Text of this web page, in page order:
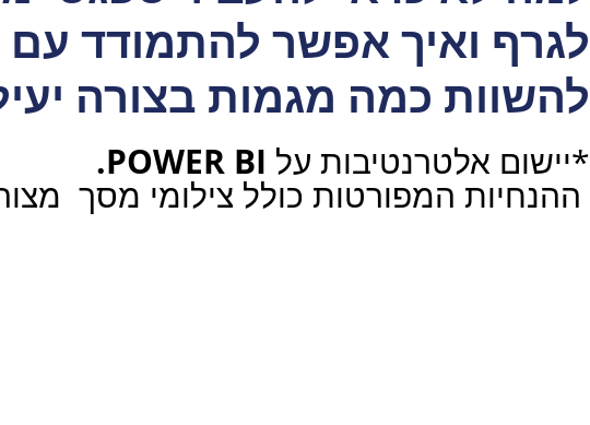
לגרף ואיך אפשר להתמודד עם
להשוות כמה מגמות בצורה
*יישום אלטרנטיבות על POWER BI.